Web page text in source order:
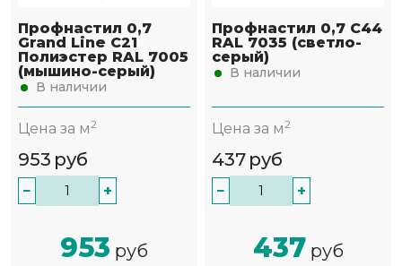
Профнастил 0,7
Grand Line С21
Полиэстер RAL 7005
(мышино-серый)
В наличии
Цена за м2
953 руб
− +
953 руб
Профнастил 0,7 С44
RAL 7035 (светло-
серый)
В наличии
Цена за м2
437 руб
− +
437 руб